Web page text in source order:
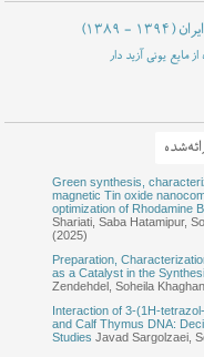
(۱۳۸۹ - ۱۳۹۴)
مایع یونی آزید دار
Green synthesis,
magnetic Tin oxide
optimization of Rhodamine
Shariati, Saba Hatamipur,
(2025)
Preparation,
as a Catalyst in the
Zendehdel, Soheila
Interaction of 3-(1H-
and Calf Thymus DNA:
Studies Javad Sargolzaei,
Synthensis and
material (NaY Zeolite and
Khaghaninejad, Mojgan